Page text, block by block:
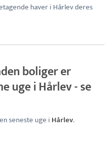
haver i Hårlev deres
boliger er
uge i Hårlev - se
seneste uge i Hårlev.